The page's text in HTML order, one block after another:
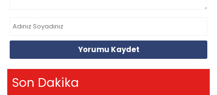
Yorumu Kaydet
Son Dakika